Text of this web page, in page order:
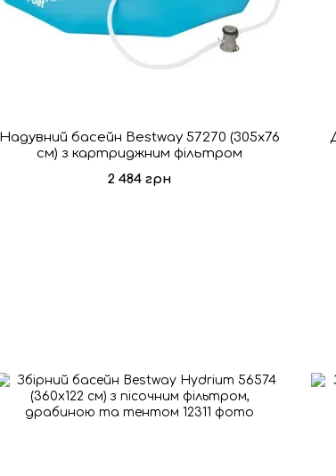
Надувний басейн Bestway 57270 (305х76
см) з картриджним фільтром
2 484 грн